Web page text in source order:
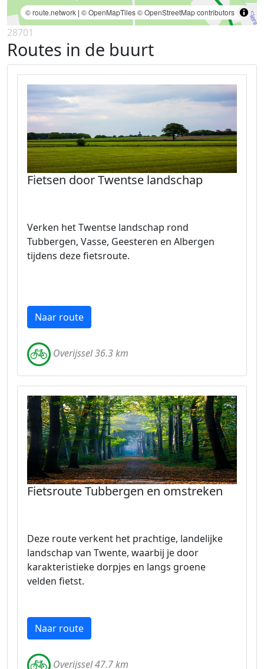
© route.network | © OpenMapTiles© OpenStreetMap contributors
28701
Routes in de buurt
Fietsen door Twentse landschap
Verken het Twentse landschap rond
Tubbergen, Vasse, Geesteren en Albergen
tijdens deze fietsroute.
Naar route
Overijssel 36.3 km
Fietsroute Tubbergen en omstreken
Deze route verkent het prachtige, landelijke
landschap van Twente, waarbij je door
karakteristieke dorpjes en langs groene
velden fietst.
Naar route
Overijssel 47.7 km